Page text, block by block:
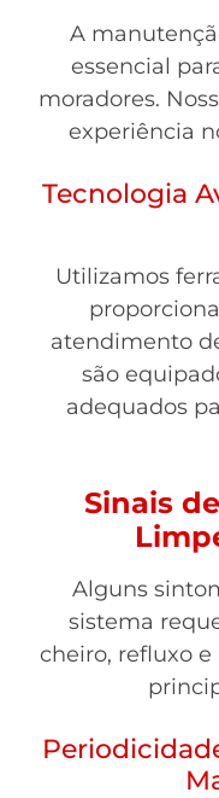
A
essencial
moradores.
experiência
Tecnologia
Utilizamos
atendimento
são
adequados
Sinais
Alguns
sistema
cheiro, refluxo